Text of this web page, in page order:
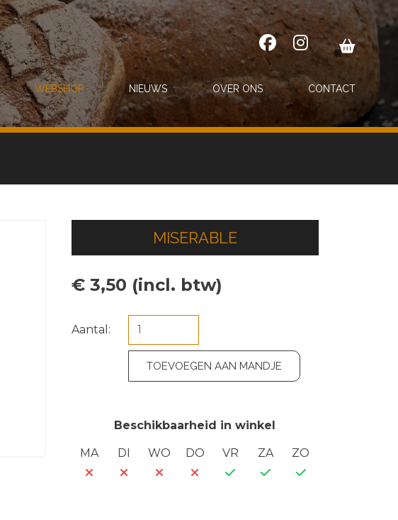
WEBSHOP NIEUWS OVER ONS CONTACT
MISERABLE
€ 3,50 (incl. btw)
Aantal:
TOEVOEGEN AAN MANDJE
Beschikbaarheid in winkel
MA DI WO DO VR ZA ZO